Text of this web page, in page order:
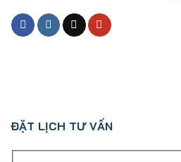
ĐẶT LỊCH TƯ VẤN